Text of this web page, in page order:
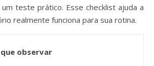
teste prático. Esse checklist ajuda a
realmente funciona para sua rotina.
que observar